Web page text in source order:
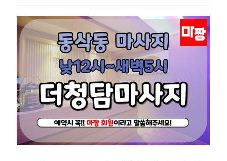
마
사
지
경
락
관
리